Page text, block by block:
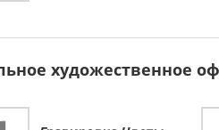
художественное